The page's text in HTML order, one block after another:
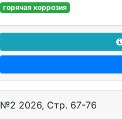
горячая коррозия
№2 2026, Стр. 67-76